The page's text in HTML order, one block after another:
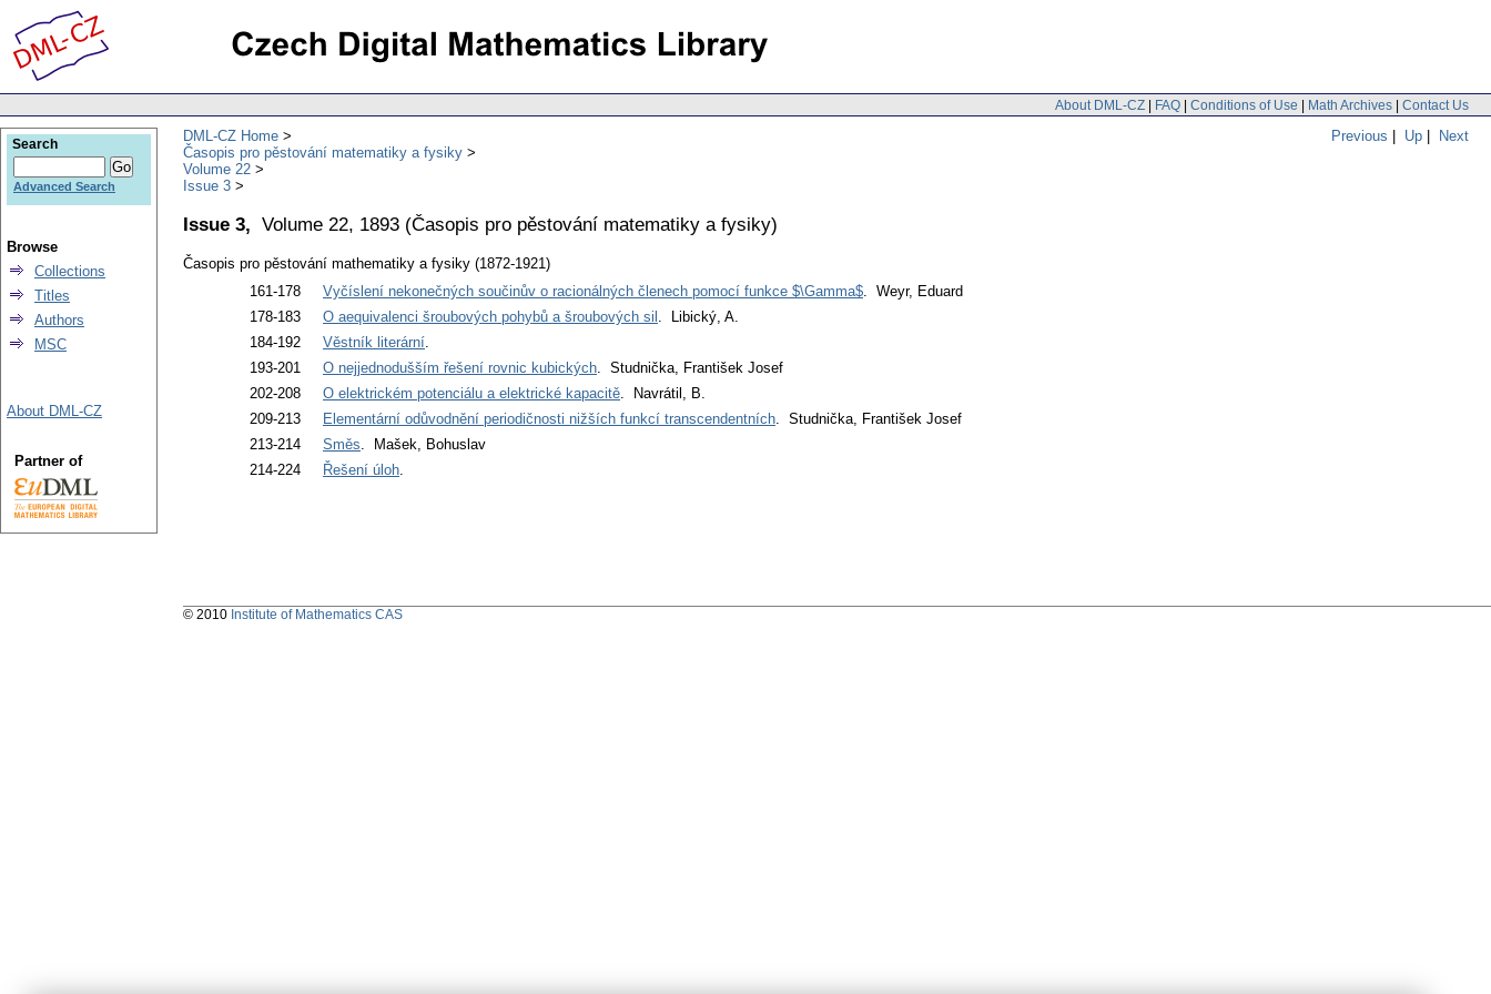
About DML-CZ | FAQ | Conditions of Use | Math Archives | Contact Us
Previous | Up | Next
DML-CZ Home
Časopis pro pěstování matematiky a fysiky
Volume 22
Issue 3
Issue 3, Volume 22, 1893 (Časopis pro pěstování matematiky a fysiky)
Časopis pro pěstování mathematiky a fysiky (1872-1921)
161-178
Vyčíslení nekonečných součinův o racionálných členech pomocí funkce $\Gamma$. Weyr, Eduard
178-183
O aequivalenci šroubových pohybů a šroubových sil . Libický, A.
184-192
Věstník literární.
193-201
O nejjednodušším řešení rovnic kubických. Studnička, František Josef
202-208
O elektrickém potenciálu a elektrické kapacitě. Navrátil, B.
209-213
Elementární odůvodnění periodičnosti nižších funkcí transcendentních. Studnička, František Josef
213-214
Směs. Mašek, Bohuslav
214-224
Řešení úloh.
Search
Advanced Search
Browse
Collections
Titles
Authors
MSC
About DML-CZ
Partner of
© 2010 Institute of Mathematics CAS